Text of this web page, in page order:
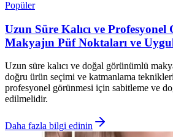
Popüler
Uzun Süre Kalıcı ve
Makyajın Püf Noktaları ve
Uzun süre kalıcı ve doğal görünümlü
doğru ürün seçimi ve katmanlama
profesyonel görünmesi için sabitleme ve
edilmelidir.
Daha fazla bilgi edinin